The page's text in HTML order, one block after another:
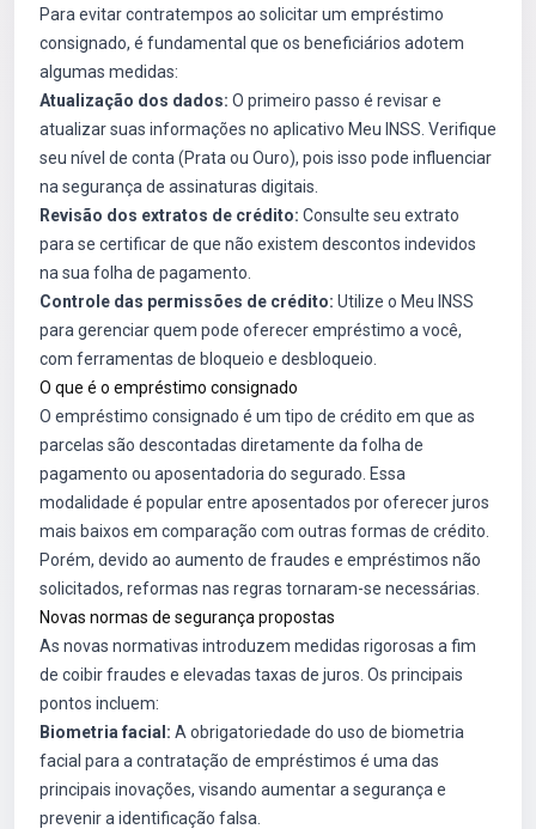
Para evitar contratempos ao solicitar um empréstimo
consignado, é fundamental que os beneficiários adotem
algumas medidas:
Atualização dos dados: O primeiro passo é revisar e
atualizar suas informações no aplicativo Meu INSS. Verifique
seu nível de conta (Prata ou Ouro), pois isso pode influenciar
na segurança de assinaturas digitais.
Revisão dos extratos de crédito: Consulte seu extrato
para se certificar de que não existem descontos indevidos
na sua folha de pagamento.
Controle das permissões de crédito: Utilize o Meu INSS
para gerenciar quem pode oferecer empréstimo a você,
com ferramentas de bloqueio e desbloqueio.
O que é o empréstimo consignado
O empréstimo consignado é um tipo de crédito em que as
parcelas são descontadas diretamente da folha de
pagamento ou aposentadoria do segurado. Essa
modalidade é popular entre aposentados por oferecer juros
mais baixos em comparação com outras formas de crédito.
Porém, devido ao aumento de fraudes e empréstimos não
solicitados, reformas nas regras tornaram-se necessárias.
Novas normas de segurança propostas
As novas normativas introduzem medidas rigorosas a fim
de coibir fraudes e elevadas taxas de juros. Os principais
pontos incluem:
Biometria facial: A obrigatoriedade do uso de biometria
facial para a contratação de empréstimos é uma das
principais inovações, visando aumentar a segurança e
prevenir a identificação falsa.